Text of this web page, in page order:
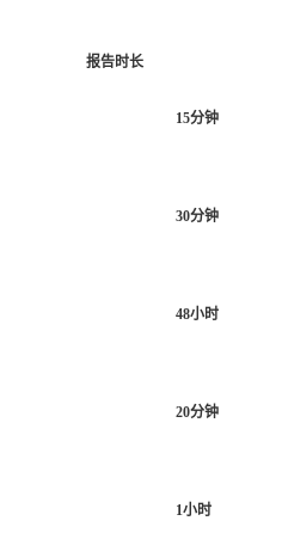
报告时长
15分钟
30分钟
48小时
20分钟
1小时